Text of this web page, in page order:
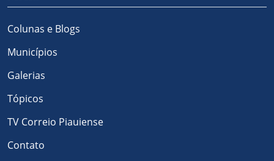
Colunas e Blogs
Municípios
Galerias
Tópicos
TV Correio Piauiense
Contato